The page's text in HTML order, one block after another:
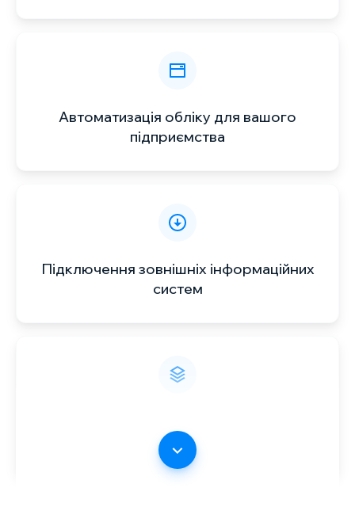
Автоматизація обліку для вашого
підприємства
Підключення зовнішніх інформаційних
систем
Блок “Підбір номенклатури”